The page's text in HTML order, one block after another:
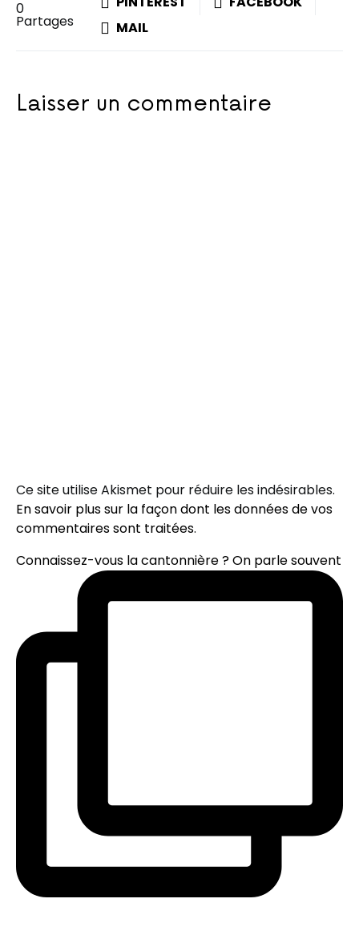
0
Partages
MAIL
Laisser un commentaire
Ce site utilise Akismet pour réduire les indésirables.
En savoir plus sur la façon dont les données de vos
commentaires sont traitées.
Connaissez-vous la cantonnière ? On parle souvent